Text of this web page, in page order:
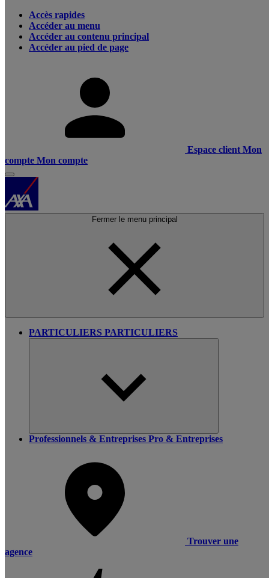
Accès rapides
Accéder au menu
Accéder au contenu principal
Accéder au pied de page
Espace client Mon
compte Mon compte
Fermer le menu principal
PARTICULIERS PARTICULIERS
Professionnels & Entreprises Pro & Entreprises
Trouver une
agence